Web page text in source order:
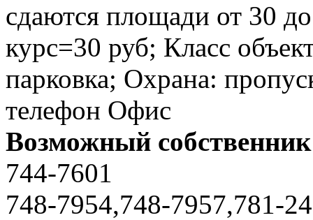
сдаются площади от 30
курс=30 руб; Класс
парковка; Охрана:
телефон Офис
Возможный
744-7601
748-7954,748-7957,781-